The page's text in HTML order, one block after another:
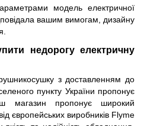
модель електричної
вашим вимогам, дизайну
недорогу електричну
з доставленням до
пункту України пропонує
магазин пропонує широкий
європейських виробників Flyme